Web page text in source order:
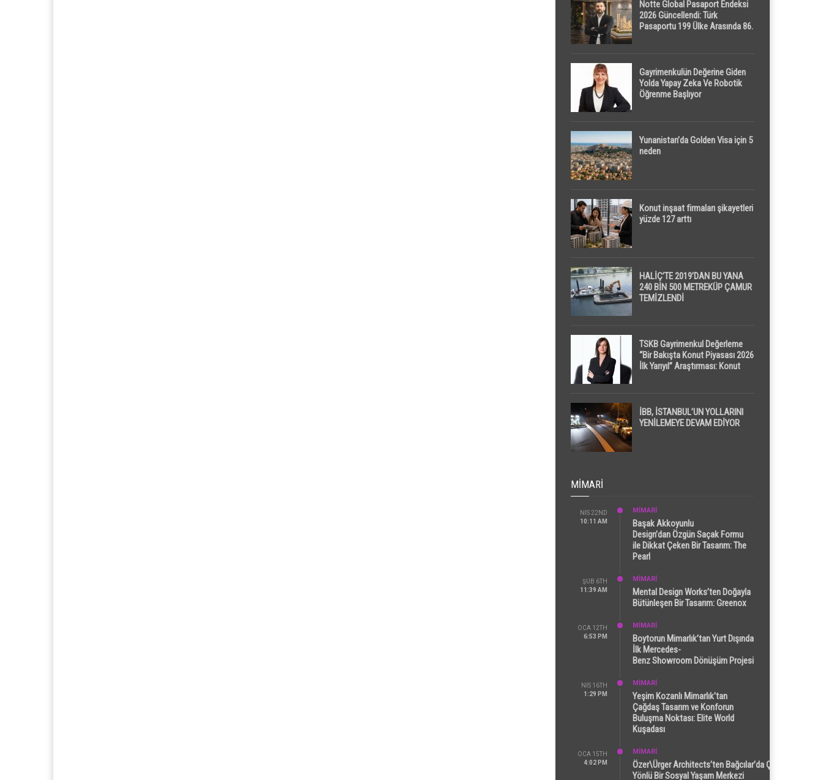
Notte Global Pasaport Endeksi
2026 Güncellendi: Türk
Pasaportu 199 Ülke Arasında 86.
Gayrimenkulün Değerine Giden
Yolda Yapay Zeka Ve Robotik
Öğrenme Başlıyor
Yunanistan’da Golden Visa için 5
neden
Konut inşaat firmaları şikayetleri
yüzde 127 arttı
HALİÇ’TE 2019’DAN BU YANA
240 BİN 500 METREKÜP ÇAMUR
TEMİZLENDİ
TSKB Gayrimenkul Değerleme
“Bir Bakışta Konut Piyasası 2026
İlk Yarıyıl” Araştırması: Konut
Dikkat Çekti
İBB, İSTANBUL’UN YOLLARINI
YENİLEMEYE DEVAM EDİYOR
MIMARI
NIS 22ND
10:11 AM
MİMARİ
Başak Akkoyunlu
Design’dan Özgün Saçak Formu
ile Dikkat Çeken Bir Tasarım: The
Pearl
ŞUB 6TH
11:39 AM
MİMARİ
Mental Design Works’ten Doğayla
Bütünleşen Bir Tasarım: Greenox
OCA 12TH
6:53 PM
MİMARİ
Boytorun Mimarlık’tan Yurt Dışında
İlk Mercedes-
Benz Showroom Dönüşüm Projesi
NIS 16TH
1:29 PM
MİMARİ
Yeşim Kozanlı Mimarlık’tan
Çağdaş Tasarım ve Konforun
Buluşma Noktası: Elite World
Kuşadası
OCA 15TH
4:02 PM
MİMARİ
Özer\Ürger Architects’ten Bağcılar’da Çok
Yönlü Bir Sosyal Yaşam Merkezi